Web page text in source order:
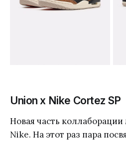
Union x Nike Cortez SP
Новая часть
Nike. На этот раз пара